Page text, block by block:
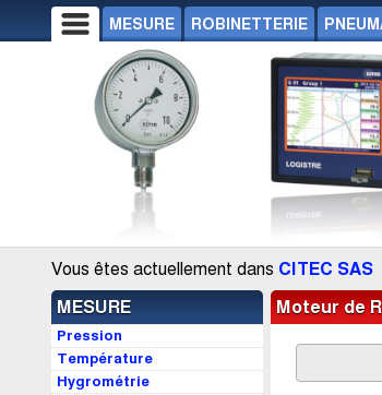
MESURE ROBINETTERIE
Vous êtes actuellement dans CITEC SAS
MESURE
Pression
Température
Hygrométrie
Moteur de